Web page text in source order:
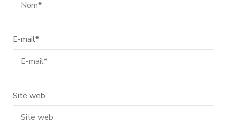
E-mail*
Site web